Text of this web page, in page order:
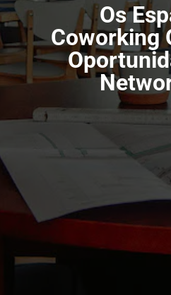
Os
Coworking